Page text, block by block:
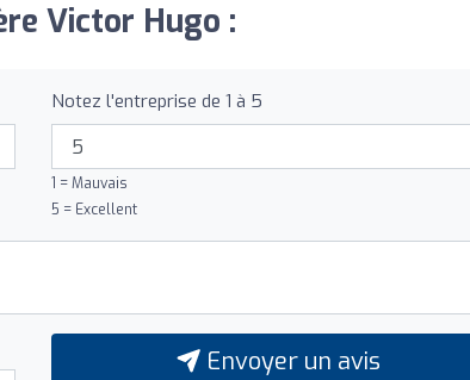
Victor Hugo :
Notez l'entreprise de 1 à 5
1 = Mauvais
5 = Excellent
Envoyer un avis